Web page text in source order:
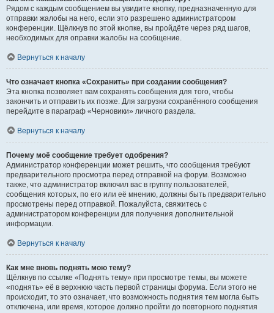
Рядом с каждым сообщением вы увидите кнопку, предназначенную для
отправки жалобы на него, если это разрешено администратором
конференции. Щёлкнув по этой кнопке, вы пройдёте через ряд шагов,
необходимых для оправки жалобы на сообщение.
Вернуться к началу
Что означает кнопка «Сохранить» при создании сообщения?
Эта кнопка позволяет вам сохранять сообщения для того, чтобы
закончить и отправить их позже. Для загрузки сохранённого сообщения
перейдите в параграф «Черновики» личного раздела.
Вернуться к началу
Почему моё сообщение требует одобрения?
Администратор конференции может решить, что сообщения требуют
предварительного просмотра перед отправкой на форум. Возможно
также, что администратор включил вас в группу пользователей,
сообщения которых, по его или её мнению, должны быть предварительно
просмотрены перед отправкой. Пожалуйста, свяжитесь с
администратором конференции для получения дополнительной
информации.
Вернуться к началу
Как мне вновь поднять мою тему?
Щёлкнув по ссылке «Поднять тему» при просмотре темы, вы можете
«поднять» её в верхнюю часть первой страницы форума. Если этого не
происходит, то это означает, что возможность поднятия тем могла быть
отключена, или время, которое должно пройти до повторного поднятия